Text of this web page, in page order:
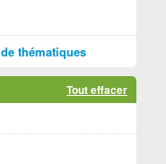
thématiques
Tout effacer